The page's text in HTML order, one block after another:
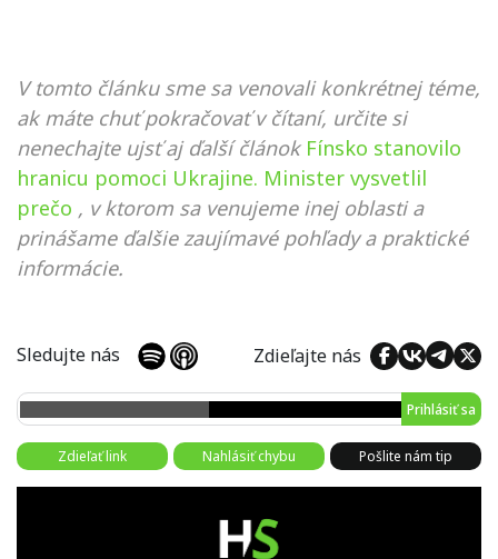
V tomto článku sme sa venovali konkrétnej téme,
ak máte chuť pokračovať v čítaní, určite si
nenechajte ujsť aj ďalší článok Fínsko stanovilo
hranicu pomoci Ukrajine. Minister vysvetlil
prečo , v ktorom sa venujeme inej oblasti a
prinášame ďalšie zaujímavé pohľady a praktické
informácie.
Sledujte nás Zdieľajte nás
Prihlásiť sa
Zdieľať link Nahlásiť chybu Pošlite nám tip